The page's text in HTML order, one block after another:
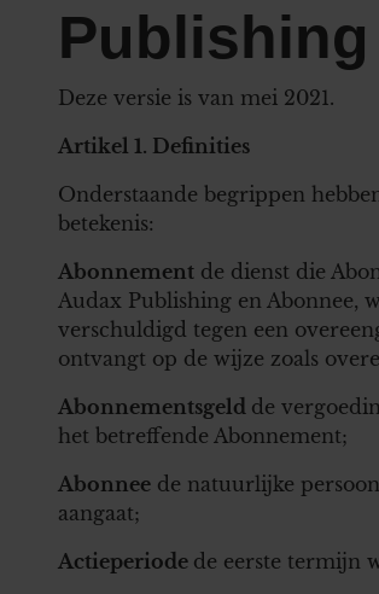
Publishing
Deze versie is van mei 2021.
Artikel 1. Definities
Onderstaande begrippen
betekenis:
Abonnement de dienst die
Audax Publishing en Abonnee,
verschuldigd tegen een
ontvangt op de wijze zoals
Abonnementsgeld de
het betreffende Abonnement;
Abonnee de natuurlijke
aangaat;
Actieperiode de eerste termijn